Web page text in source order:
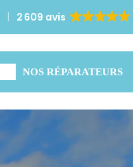
2 609 avis
NOS RÉPARATEURS